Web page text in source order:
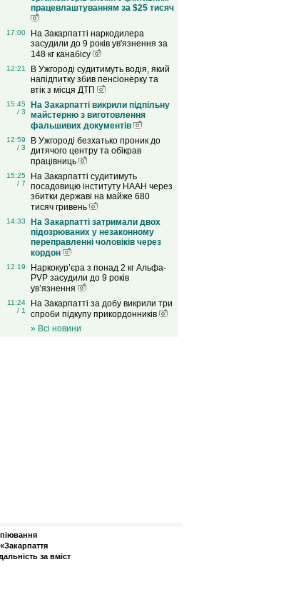
працевлаштуванням за $25 тисяч
17:00
На Закарпатті наркодилера
засудили до 9 років ув'язнення за
148 кг канабісу
12:21
В Ужгороді судитимуть водія, який
напідпитку збив пенсіонерку та
втік з місця ДТП
15:45
/ 3
На Закарпатті викрили підпільну
майстерню з виготовлення
фальшивих документів
12:59
/ 3
В Ужгороді безхатько проник до
дитячого центру та обікрав
працівниць
15:25
/ 7
На Закарпатті судитимуть
посадовицю інституту НААН через
збитки державі на майже 680
тисяч гривень
14:33
На Закарпатті затримали двох
підозрюваних у незаконному
переправленні чоловіків через
кордон
12:19
Наркокур’єра з понад 2 кг Альфа-
PVP засудили до 9 років
ув’язнення
11:24
/ 1
На Закарпатті за добу викрили три
спроби підкупу прикордонників
» Всі новини
за вміст